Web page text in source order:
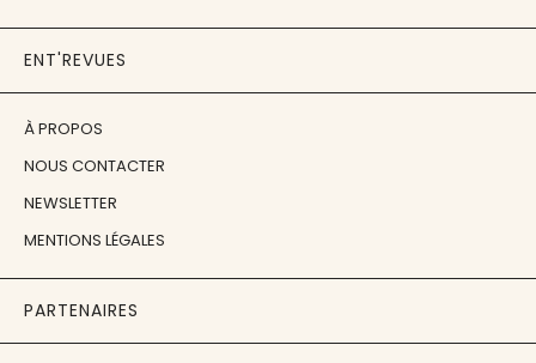
ENT'REVUES
À PROPOS
NOUS CONTACTER
NEWSLETTER
MENTIONS LÉGALES
PARTENAIRES